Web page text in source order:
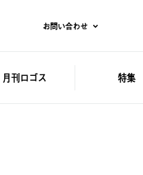
お問い合わせ
月刊ロゴス 特集